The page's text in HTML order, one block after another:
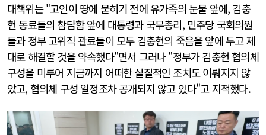
대책위는 "고인이 땅에 묻히기 전에 유가족의 눈물 앞에, 김충
현 동료들의 참담함 앞에 대통령과 국무총리, 민주당 국회의원
들과 정부 고위직 관료들이 모두 김충현의 죽음을 앞에 두고 제
대로 해결할 것을 약속했다"면서 그러나 "정부가 김충현 협의체
구성을 미루어 지금까지 어떠한 실질적인 조치도 이뤄지지 않
았고, 협의체 구성 일정조차 공개되지 않고 있다"고 지적했다.